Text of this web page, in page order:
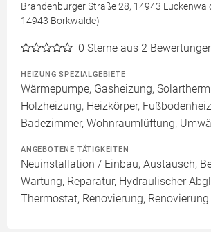
Brandenburger Straße 28, 14943
14943 Borkwalde)
0 Sterne aus 2
HEIZUNG SPEZIALGEBIETE
Wärmepumpe, Gasheizung,
Holzheizung, Heizkörper,
Badezimmer, Wohnraumlüftung,
ANGEBOTENE TÄTIGKEITEN
Neuinstallation / Einbau, Austausch,
Wartung, Reparatur, Hydraulischer
Thermostat, Renovierung,